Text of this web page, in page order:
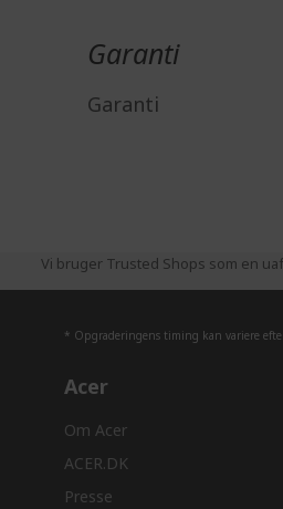
Garanti
Garanti
Vi bruger Trusted Shops som en
* Opgraderingens timing kan variere
Acer
Om Acer
ACER.DK
Presse